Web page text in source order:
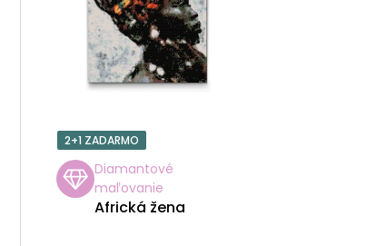
P
R
O
D
2+1 ZADARMO
Diamantové
maľovanie
Africká žena